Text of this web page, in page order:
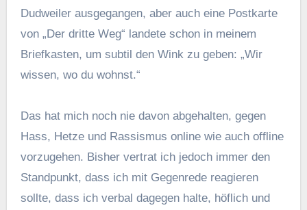
Dudweiler ausgegangen, aber auch eine Postkarte
von „Der dritte Weg“ landete schon in meinem
Briefkasten, um subtil den Wink zu geben: „Wir
wissen, wo du wohnst.“
Das hat mich noch nie davon abgehalten, gegen
Hass, Hetze und Rassismus online wie auch offline
vorzugehen. Bisher vertrat ich jedoch immer den
Standpunkt, dass ich mit Gegenrede reagieren
sollte, dass ich verbal dagegen halte, höflich und